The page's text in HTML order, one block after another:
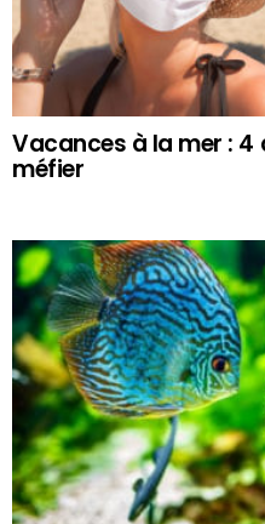
Vacances à la mer :
méfier